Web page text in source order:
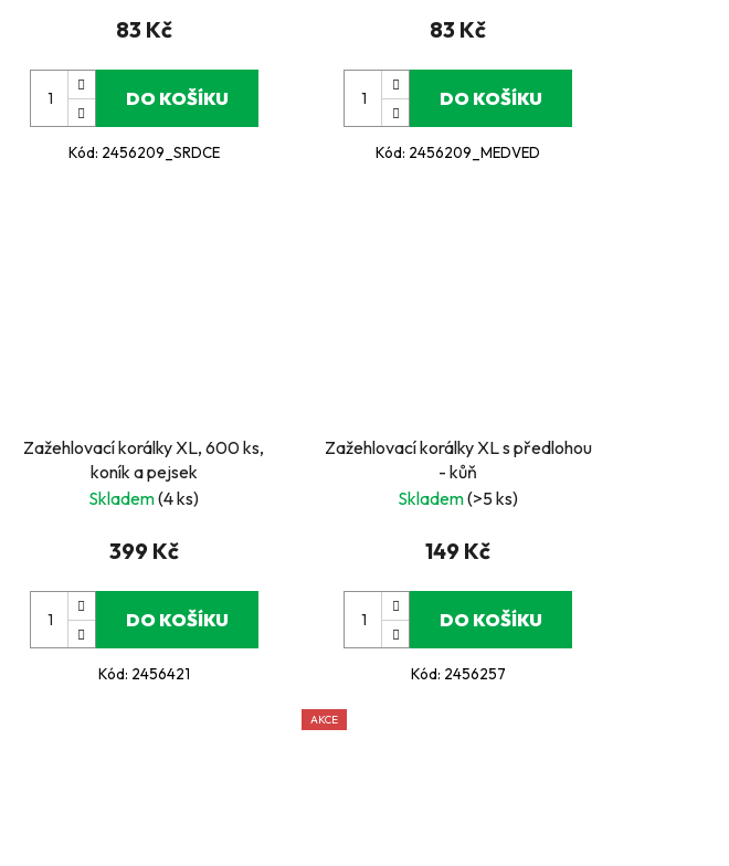
83 Kč
DO KOŠÍKU
Kód: 2456209_SRDCE
83 Kč
DO KOŠÍKU
Kód: 2456209_MEDVED
Zažehlovací korálky XL, 600 ks,
koník a pejsek
Skladem(4 ks)
399 Kč
DO KOŠÍKU
Kód: 2456421
Zažehlovací korálky XL s předlohou
- kůň
Skladem(>5 ks)
149 Kč
DO KOŠÍKU
Kód: 2456257
AKCE